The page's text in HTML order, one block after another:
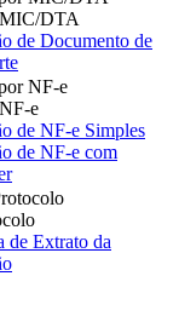
DTA
de Documento de
NF-e
e
de NF-e Simples
de NF-e com
de Extrato da